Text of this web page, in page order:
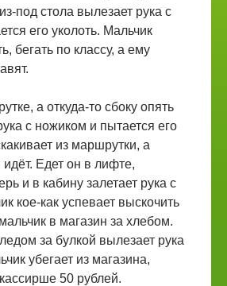
под стола вылезает рука с
его уколоть. Мальчик
бегать по классу, а ему
а откуда-то сбоку опять
с ножиком и пытается его
из маршрутки, а
Едет он в лифте,
и в кабину залетает рука с
кое-как успевает выскочить
в магазин за хлебом.
за булкой вылезает рука
убегает из магазина,
50 рублей.